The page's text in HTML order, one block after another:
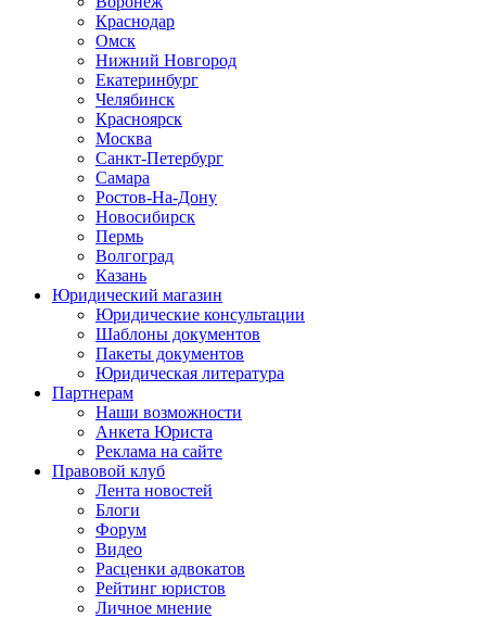
Краснодар
Омск
Нижний Новгород
Екатеринбург
Челябинск
Красноярск
Москва
Санкт-Петербург
Самара
Ростов-На-Дону
Новосибирск
Пермь
Волгоград
Казань
Юридический магазин
Юридические консультации
Шаблоны документов
Пакеты документов
Юридическая литература
Партнерам
Наши возможности
Анкета Юриста
Реклама на сайте
Правовой клуб
Лента новостей
Блоги
Форум
Видео
Расценки адвокатов
Рейтинг юристов
Личное мнение